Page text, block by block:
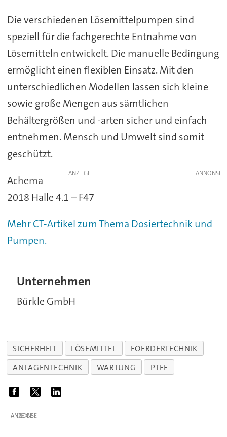
Die verschiedenen Lösemittelpumpen sind
speziell für die fachgerechte Entnahme von
Lösemitteln entwickelt. Die manuelle Bedingung
ermöglicht einen flexiblen Einsatz. Mit den
unterschiedlichen Modellen lassen sich kleine
sowie große Mengen aus sämtlichen
Behältergrößen und -arten sicher und einfach
entnehmen. Mensch und Umwelt sind somit
geschützt.
ANZEIGE
Achema
2018 Halle 4.1 – F47
Mehr CT-Artikel zum Thema Dosiertechnik und
Pumpen.
Unternehmen
Bürkle GmbH
SICHERHEIT LÖSEMITTEL
FOERDERTECHNIK
ANLAGENTECHNIK
WARTUNG PTFE
ANZEIGE